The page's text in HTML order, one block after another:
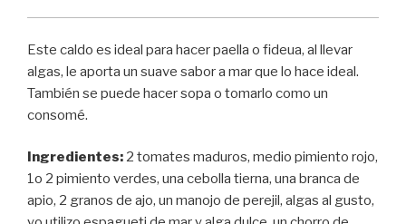
Este caldo es ideal para hacer paella o fideua, al llevar
algas, le aporta un suave sabor a mar que lo hace ideal.
También se puede hacer sopa o tomarlo como un
consomé.
Ingredientes: 2 tomates maduros, medio pimiento rojo,
1o 2 pimiento verdes, una cebolla tierna, una branca de
apio, 2 granos de ajo, un manojo de perejil, algas al gusto,